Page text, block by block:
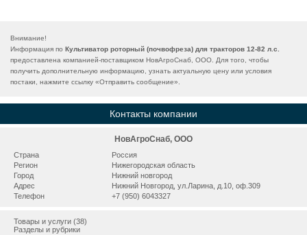
Внимание!
Информация по Культиватор роторный (почвофреза) для тракторов 12-82 л.с.
предоставлена компанией-поставщиком НовАгроСнаб, ООО. Для того, чтобы
получить дополнительную информацию, узнать актуальную цену или условия
постаки, нажмите ссылку «Отправить сообщение».
Контакты компании
НовАгроСнаб, ООО
Страна
Россия
Регион
Нижегородская область
Город
Нижний новгород
Адрес
Нижний Новгород, ул.Ларина, д.10, оф.309
Телефон
+7 (950) 6043327
Товары и услуги (38)
Разделы и рубрики